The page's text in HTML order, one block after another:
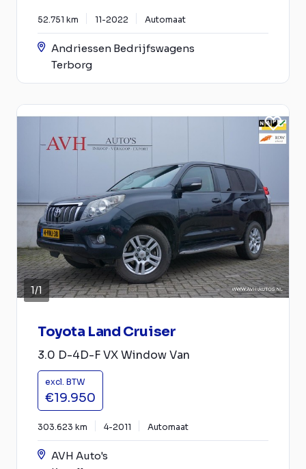
52.751 km 11-2022 Automaat
Andriessen Bedrijfswagens
Terborg
1/1
Toyota Land Cruiser
3.0 D-4D-F VX Window Van
excl. BTW
€19.950
303.623 km 4-2011 Automaat
AVH Auto's